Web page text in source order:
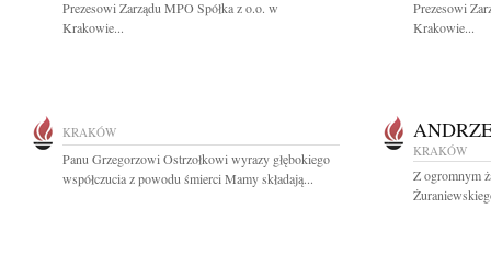
Prezesowi Zarządu MPO Spółka z o.o. w
Krakowie...
Prezesowi
Krakowie...
KRAKÓW
Panu Grzegorzowi Ostrzołkowi wyrazy głębokiego
współczucia z powodu śmierci Mamy składają...
KRAKÓW
Z ogromnym